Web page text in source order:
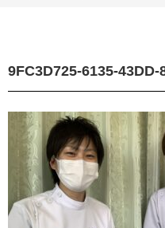
9FC3D725-6135-